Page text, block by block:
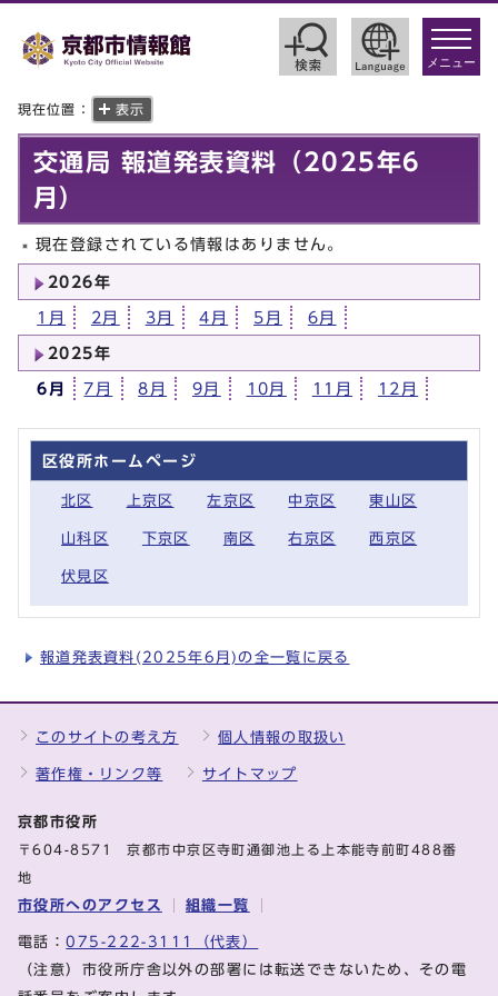
toggle
メニュー
現在位置： 表示
交通局 報道発表資料（2025年6
月）
現在登録されている情報はありません。
2026年
1月 2月 3月 4月 5月 6月
2025年
6月 7月 8月 9月 10月 11月 12月
区役所ホームページ
北区 上京区 左京区 中京区 東山区
山科区 下京区 南区 右京区 西京区
伏見区
報道発表資料(2025年6月)の全一覧に戻る
このサイトの考え方 個人情報の取扱い
著作権・リンク等 サイトマップ
京都市役所
〒604-8571 京都市中京区寺町通御池上る上本能寺前町488番
地
市役所へのアクセス 組織一覧
電話：075-222-3111（代表）
（注意）市役所庁舎以外の部署には転送できないため、その電